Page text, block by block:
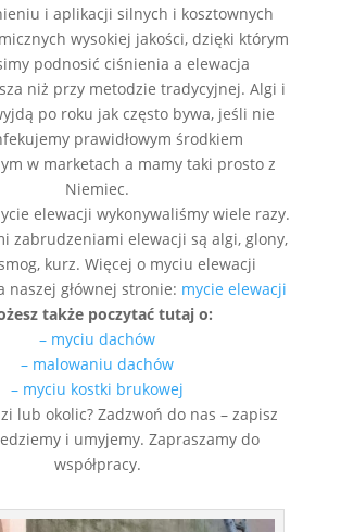
i aplikacji silnych i kosztownych
wysokiej jakości, dzięki którym
podnosić ciśnienia a elewacja
niż przy metodzie tradycyjnej. Algi i
po roku jak często bywa, jeśli nie
prawidłowym środkiem
w marketach a mamy taki prosto z
Niemiec.
elewacji wykonywaliśmy wiele razy.
zabrudzeniami elewacji są algi, glony,
kurz. Więcej o myciu elewacji
naszej głównej stronie: mycie elewacji
także poczytać tutaj o:
– myciu dachów
– malowaniu dachów
– myciu kostki brukowej
lub okolic? Zadzwoń do nas – zapisz
i umyjemy. Zapraszamy do
współpracy.